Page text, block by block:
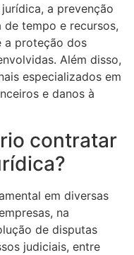
a prevenção
tempo e recursos,
a proteção dos
Além disso,
especializados em
e danos à
contratar
em diversas
na
de disputas
judiciais, entre